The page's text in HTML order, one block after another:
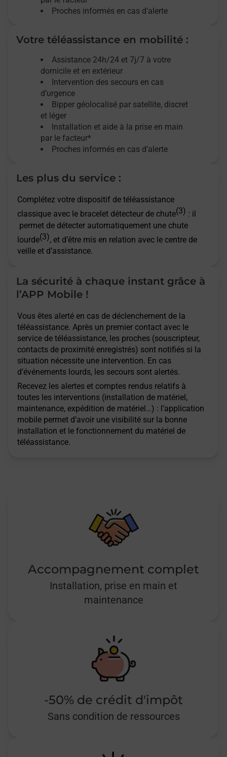
Proches informés en cas d'alerte
Votre téléassistance en mobilité :
Assistance 24h/24 et 7j/7 à votre
domicile et en extérieur
Intervention des secours en cas
d’urgence
Bipper géolocalisé par satellite, discret
et léger
Installation et aide à la prise en main
par le facteur*
Proches informés en cas d’alerte
Les plus du service :
Complétez votre dispositif de téléassistance
classique avec le bracelet détecteur de chute(3) : il
permet de détecter automatiquement une chute
lourde(3), et d’être mis en relation avec le centre de
veille et d’assistance.
La sécurité à chaque instant grâce à
l’APP Mobile !
Vous êtes alerté en cas de déclenchement de la
téléassistance. Après un premier contact avec le
service de téléassistance, les proches (souscripteur,
contacts de proximité enregistrés) sont notifiés si la
situation nécessite une intervention. En cas
d’événements lourds, les secours sont alertés.
Recevez les alertes et comptes rendus relatifs à
toutes les interventions (installation de matériel,
maintenance, expédition de matériel…) : l’application
mobile permet d’avoir une visibilité sur la bonne
installation et le fonctionnement du matériel de
téléassistance.
Accompagnement complet
Installation, prise en main et
maintenance
-50% de crédit d'impôt
Sans condition de ressources